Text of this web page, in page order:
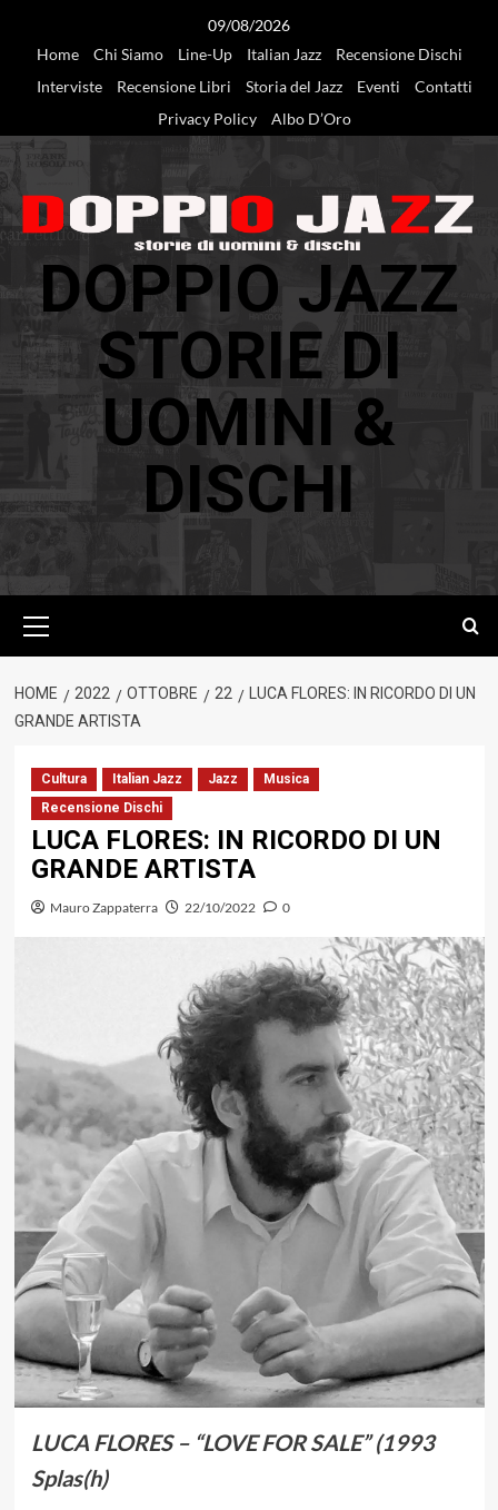
09/08/2026
Home
Chi Siamo Line-Up Italian Jazz
Recensione Dischi
Interviste
Recensione Libri Storia del Jazz Eventi
Contatti
Privacy Policy
Albo D’Oro
DOPPIO JAZZ
STORIE DI
UOMINI &
DISCHI
principale
HOME 2022 OTTOBRE 22
LUCA FLORES: IN RICORDO DI UN
GRANDE ARTISTA
Cultura Italian Jazz Jazz
Musica
Recensione Dischi
LUCA FLORES: IN RICORDO DI UN
GRANDE ARTISTA
Mauro Zappaterra 22/10/2022 0
LUCA FLORES – “LOVE FOR SALE” (1993
Splas(h)